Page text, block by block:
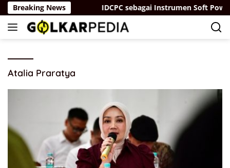
Skip
to
content
Breaking News
yang “Parah” IDCPC sebagai Instrumen Soft Power
Atalia Praratya